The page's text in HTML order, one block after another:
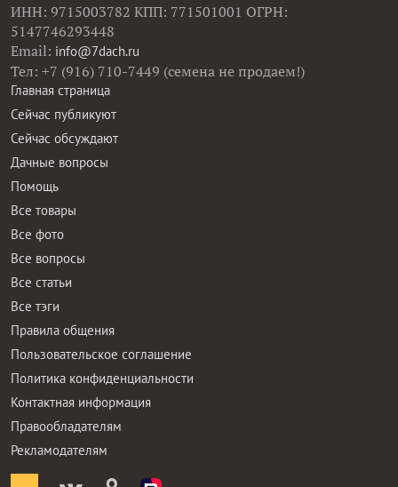
ИНН: 9715003782 КПП: 771501001 ОГРН:
5147746293448
Email: info@7dach.ru
Тел: +7 (916) 710-7449 (семена не продаем!)
Главная страница
Сейчас публикуют
Сейчас обсуждают
Дачные вопросы
Помощь
Все товары
Все фото
Все вопросы
Все статьи
Все тэги
Правила общения
Пользовательское соглашение
Политика конфиденциальности
Контактная информация
Правообладателям
Рекламодателям